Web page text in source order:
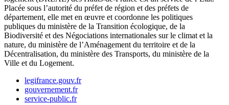
Placée sous l’autorité du préfet de région et des préfets de
département, elle met en œuvre et coordonne les politiques
publiques du ministère de la Transition écologique, de la
Biodiversité et des Négociations internationales sur le climat et la
nature, du ministère de l’Aménagement du territoire et de la
Décentralisation, du ministère des Transports, du ministère de la
Ville et du Logement.
legifrance.gouv.fr
gouvernement.fr
service-public.fr